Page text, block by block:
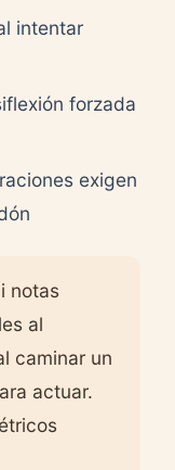
intentar
forzada
exigen
notas
al
caminar un
actuar.